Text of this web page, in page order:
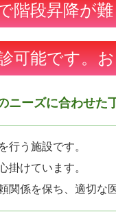
階段昇降が
可能です。
ニーズに合わせた
行う施設です。
掛けています。
関係を保ち、適切な